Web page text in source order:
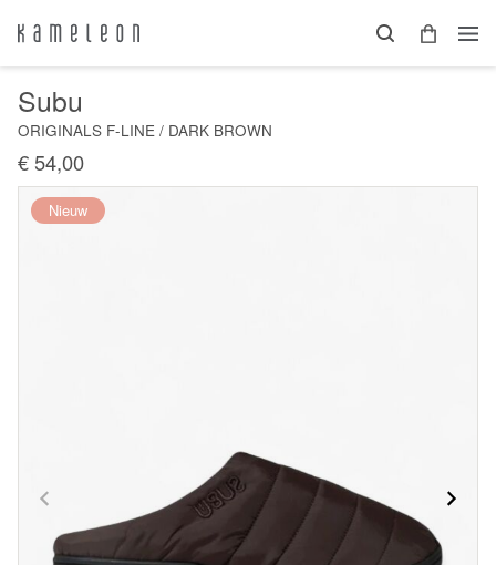
Subu
ORIGINALS F-LINE / DARK BROWN
€ 54,00
Nieuw